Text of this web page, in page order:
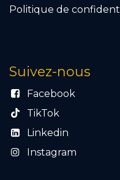
Politique de
Suivez-nous
Facebook
TikTok
Linkedin
Instagram